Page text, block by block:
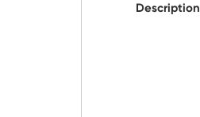
Description